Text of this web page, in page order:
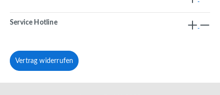
Service Hotline
Vertrag widerrufen